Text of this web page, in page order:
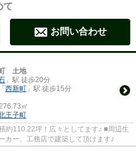
て
お問い合わせ
町 土地
」駅 徒歩20分
「西新町 」駅 徒歩15分
㎡
王子町
約110.22坪！広々としてます♪ ■周辺生
カー、工務店で建築して頂けます♪